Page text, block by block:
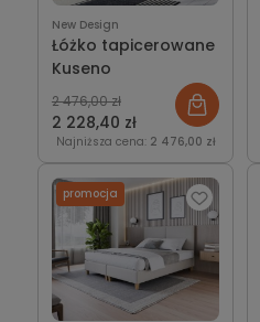
New Design
Łóżko tapicerowane
Kuseno
2 228,40 zł
2 476,00 zł
Najniższa cena: 2 476,00 zł
promocja